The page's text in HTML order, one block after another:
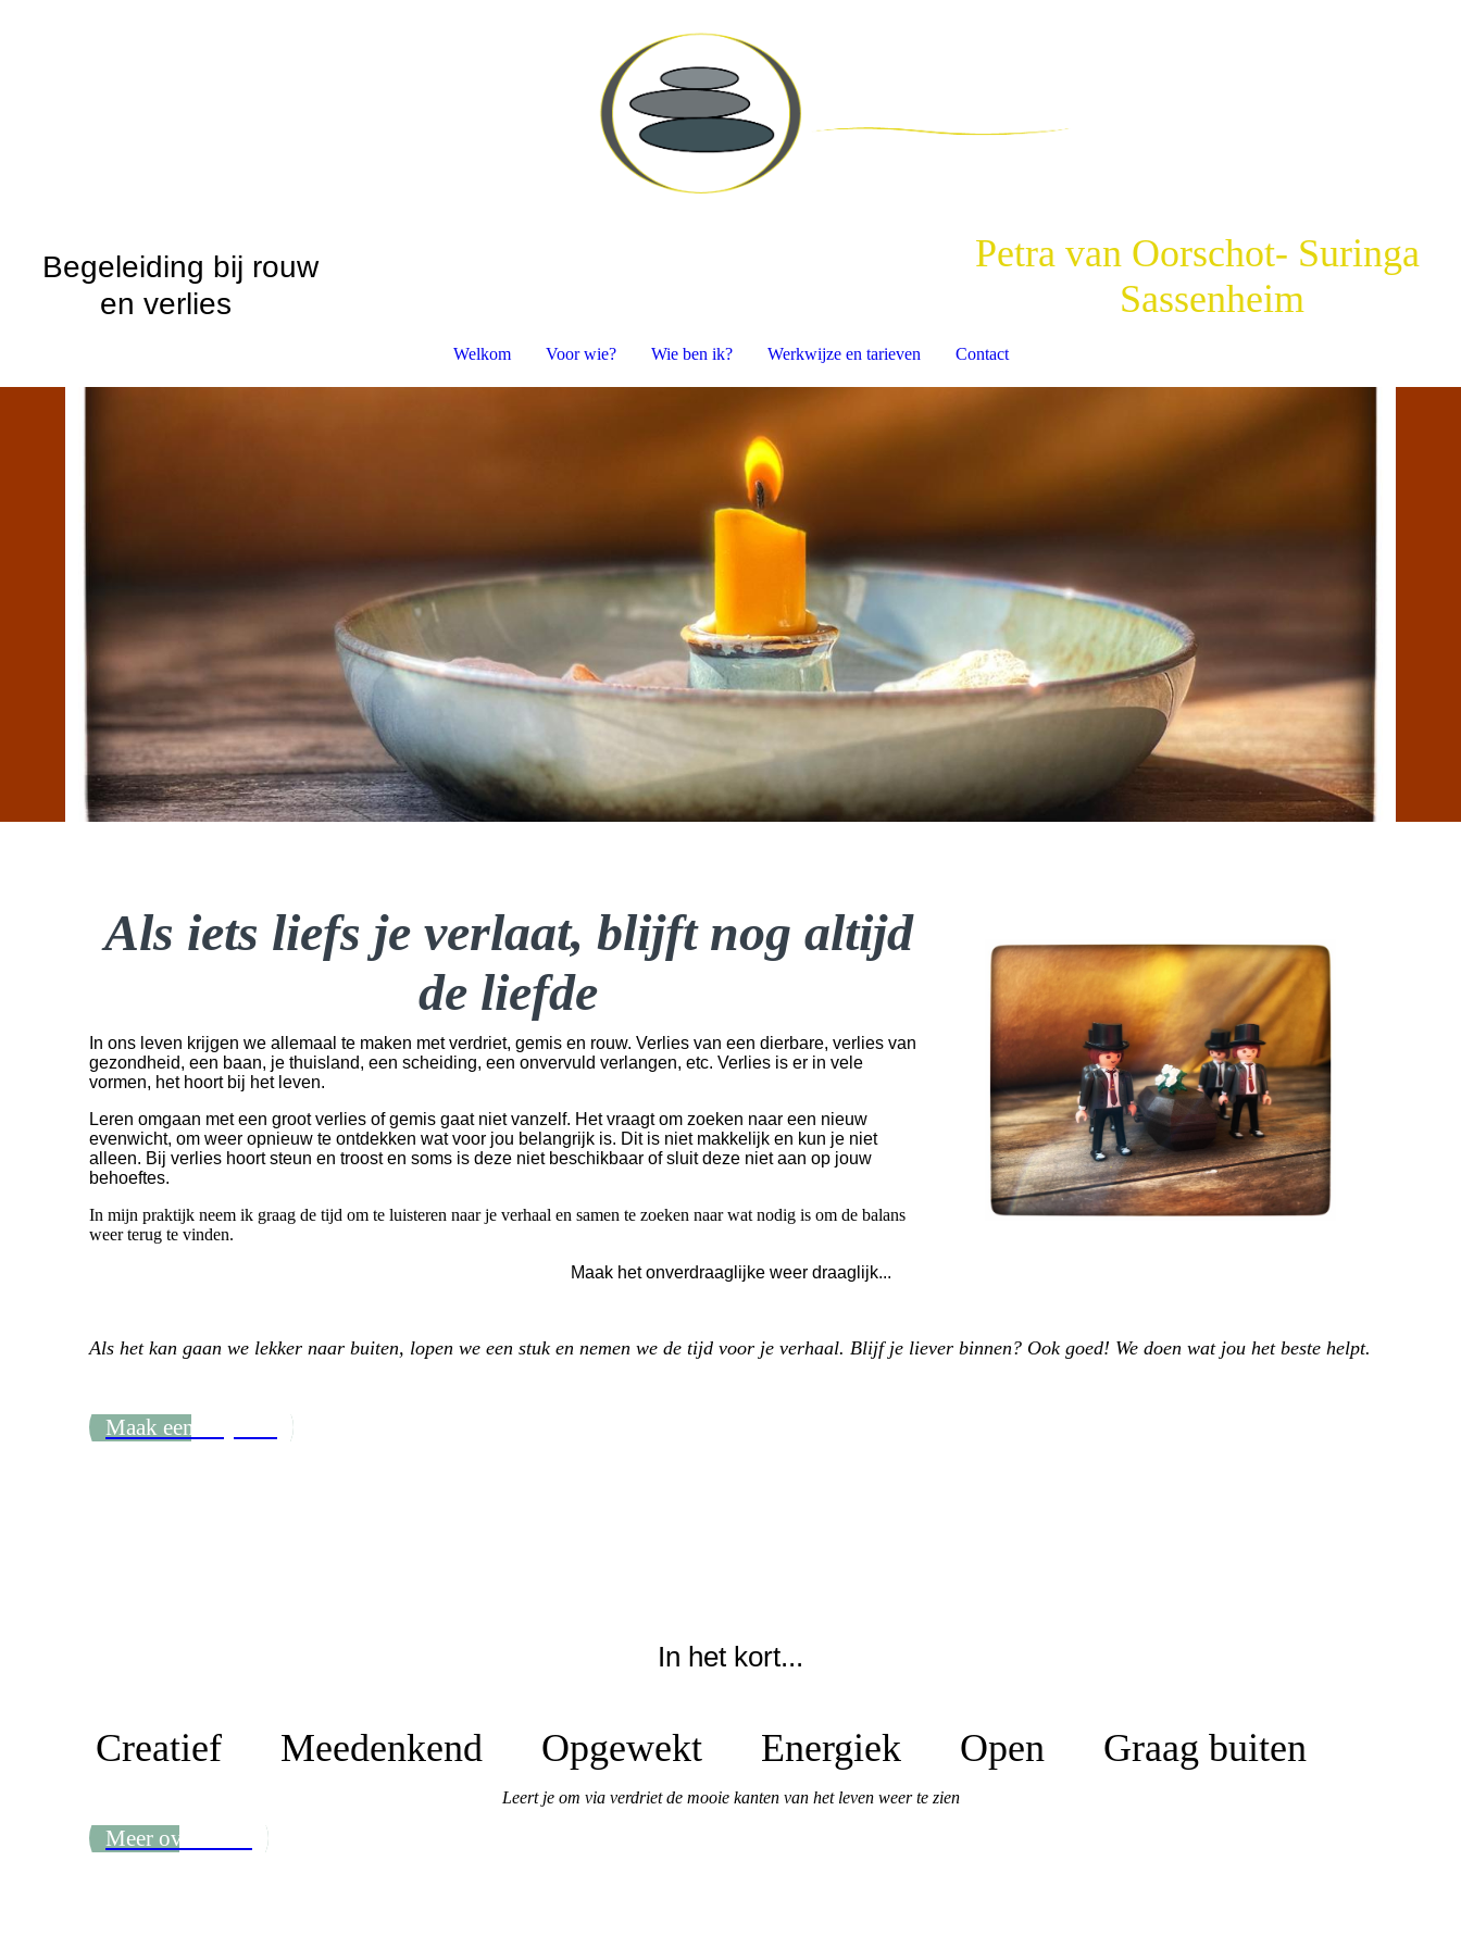
Begeleiding bij rouw
en verlies
Petra van Oorschot- Suringa
Sassenheim
Welkom Voor wie? Wie ben ik? Werkwijze en tarieven Contact
Als iets liefs je verlaat, blijft nog altijd
de liefde
In ons leven krijgen we allemaal te maken met verdriet, gemis en rouw. Verlies van een dierbare, verlies van
gezondheid, een baan, je thuisland, een scheiding, een onvervuld verlangen, etc. Verlies is er in vele
vormen, het hoort bij het leven.
Leren omgaan met een groot verlies of gemis gaat niet vanzelf. Het vraagt om zoeken naar een nieuw
evenwicht, om weer opnieuw te ontdekken wat voor jou belangrijk is. Dit is niet makkelijk en kun je niet
alleen. Bij verlies hoort steun en troost en soms is deze niet beschikbaar of sluit deze niet aan op jouw
behoeftes.
In mijn praktijk neem ik graag de tijd om te luisteren naar je verhaal en samen te zoeken naar wat nodig is om de balans
weer terug te vinden.
Maak het onverdraaglijke weer draaglijk...
Als het kan gaan we lekker naar buiten, lopen we een stuk en nemen we de tijd voor je verhaal. Blijf je liever binnen? Ook goed! We doen wat jou het beste helpt.
Maak een afspraak
In het kort...
Creatief Meedenkend Opgewekt Energiek Open Graag buiten
Leert je om via verdriet de mooie kanten van het leven weer te zien
Meer over Petra